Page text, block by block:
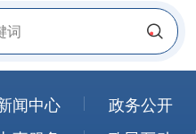
闻中心
政务公开